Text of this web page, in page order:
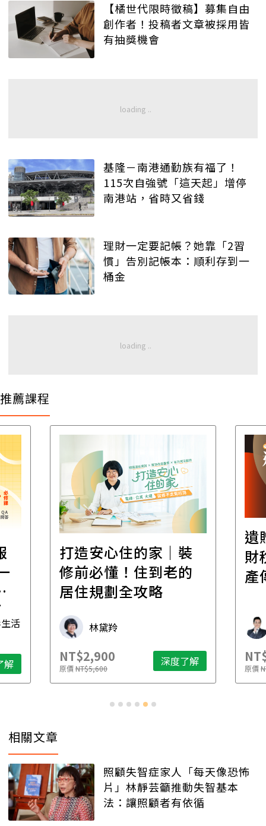
【橘世代限時徵稿】募集自由
創作者！投稿者文章被採用皆
有抽獎機會
基隆－南港通勤族有福了！
115次自強號「這天起」增停
南港站，省時又省錢
理財一定要記帳？她靠「2習
慣」告別記帳本：順利存到一
桶金
推薦課程
活
解
打造安心住的家｜裝
修前必懂！住到老的
居住規劃全攻略
林黛羚
NT$2,900
原價NT$5,600 深度了解
遺
財
產
原價
相關文章
照顧失智症家人「每天像恐怖
片」林靜芸籲推動失智基本
法：讓照顧者有依循